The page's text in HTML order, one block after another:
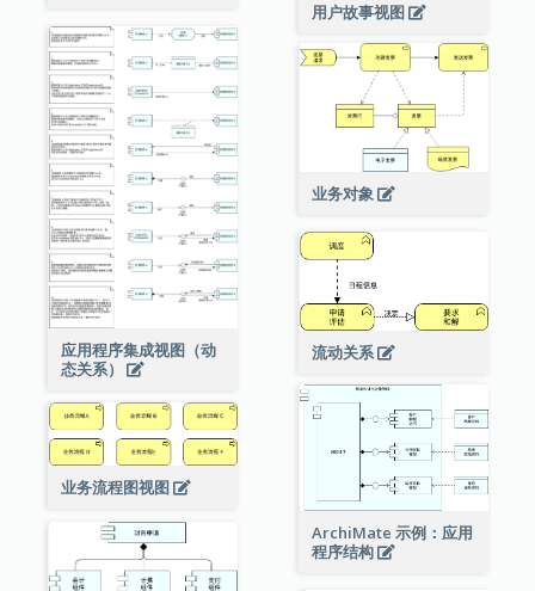
用户故事视图
应用程序集成视图（动
态关系）
业务对象
流动关系
ArchiMate 示例：应用
程序结构
业务流程图视图